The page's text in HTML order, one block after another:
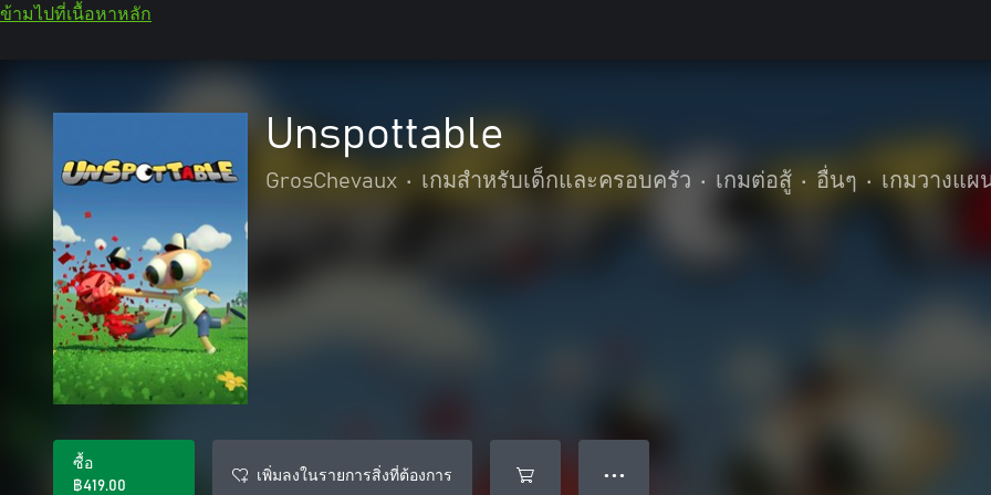
ข้ามไปที่เนื้อหาหลัก
Unspottable
GrosChevaux • เกมสำหรับเด็กและครอบครัว • เกมต่อสู้ • อื่นๆ • เกมวางแผ
ซื้อ
฿419.00
เพิ่มลงในรายการสิ่งที่ต้องการ ● ● ●